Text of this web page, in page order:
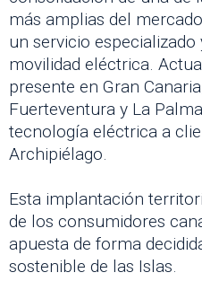
más amplias del
un servicio especializado
movilidad eléctrica.
presente en Gran
Fuerteventura y La
tecnología eléctrica a
Archipiélago.
Esta implantación
de los consumidores
apuesta de forma
sostenible de las Islas.